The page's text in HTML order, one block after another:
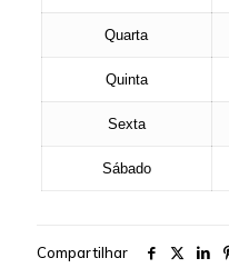
Quarta
Quinta
Sexta
Sábado
Compartilhar